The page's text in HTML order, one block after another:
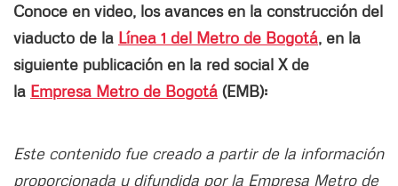
Conoce en video, los avances en la construcción del
viaducto de la Línea 1 del Metro de Bogotá, en la
siguiente publicación en la red social X de
la Empresa Metro de Bogotá (EMB):
Este contenido fue creado a partir de la información
proporcionada y difundida por la Empresa Metro de